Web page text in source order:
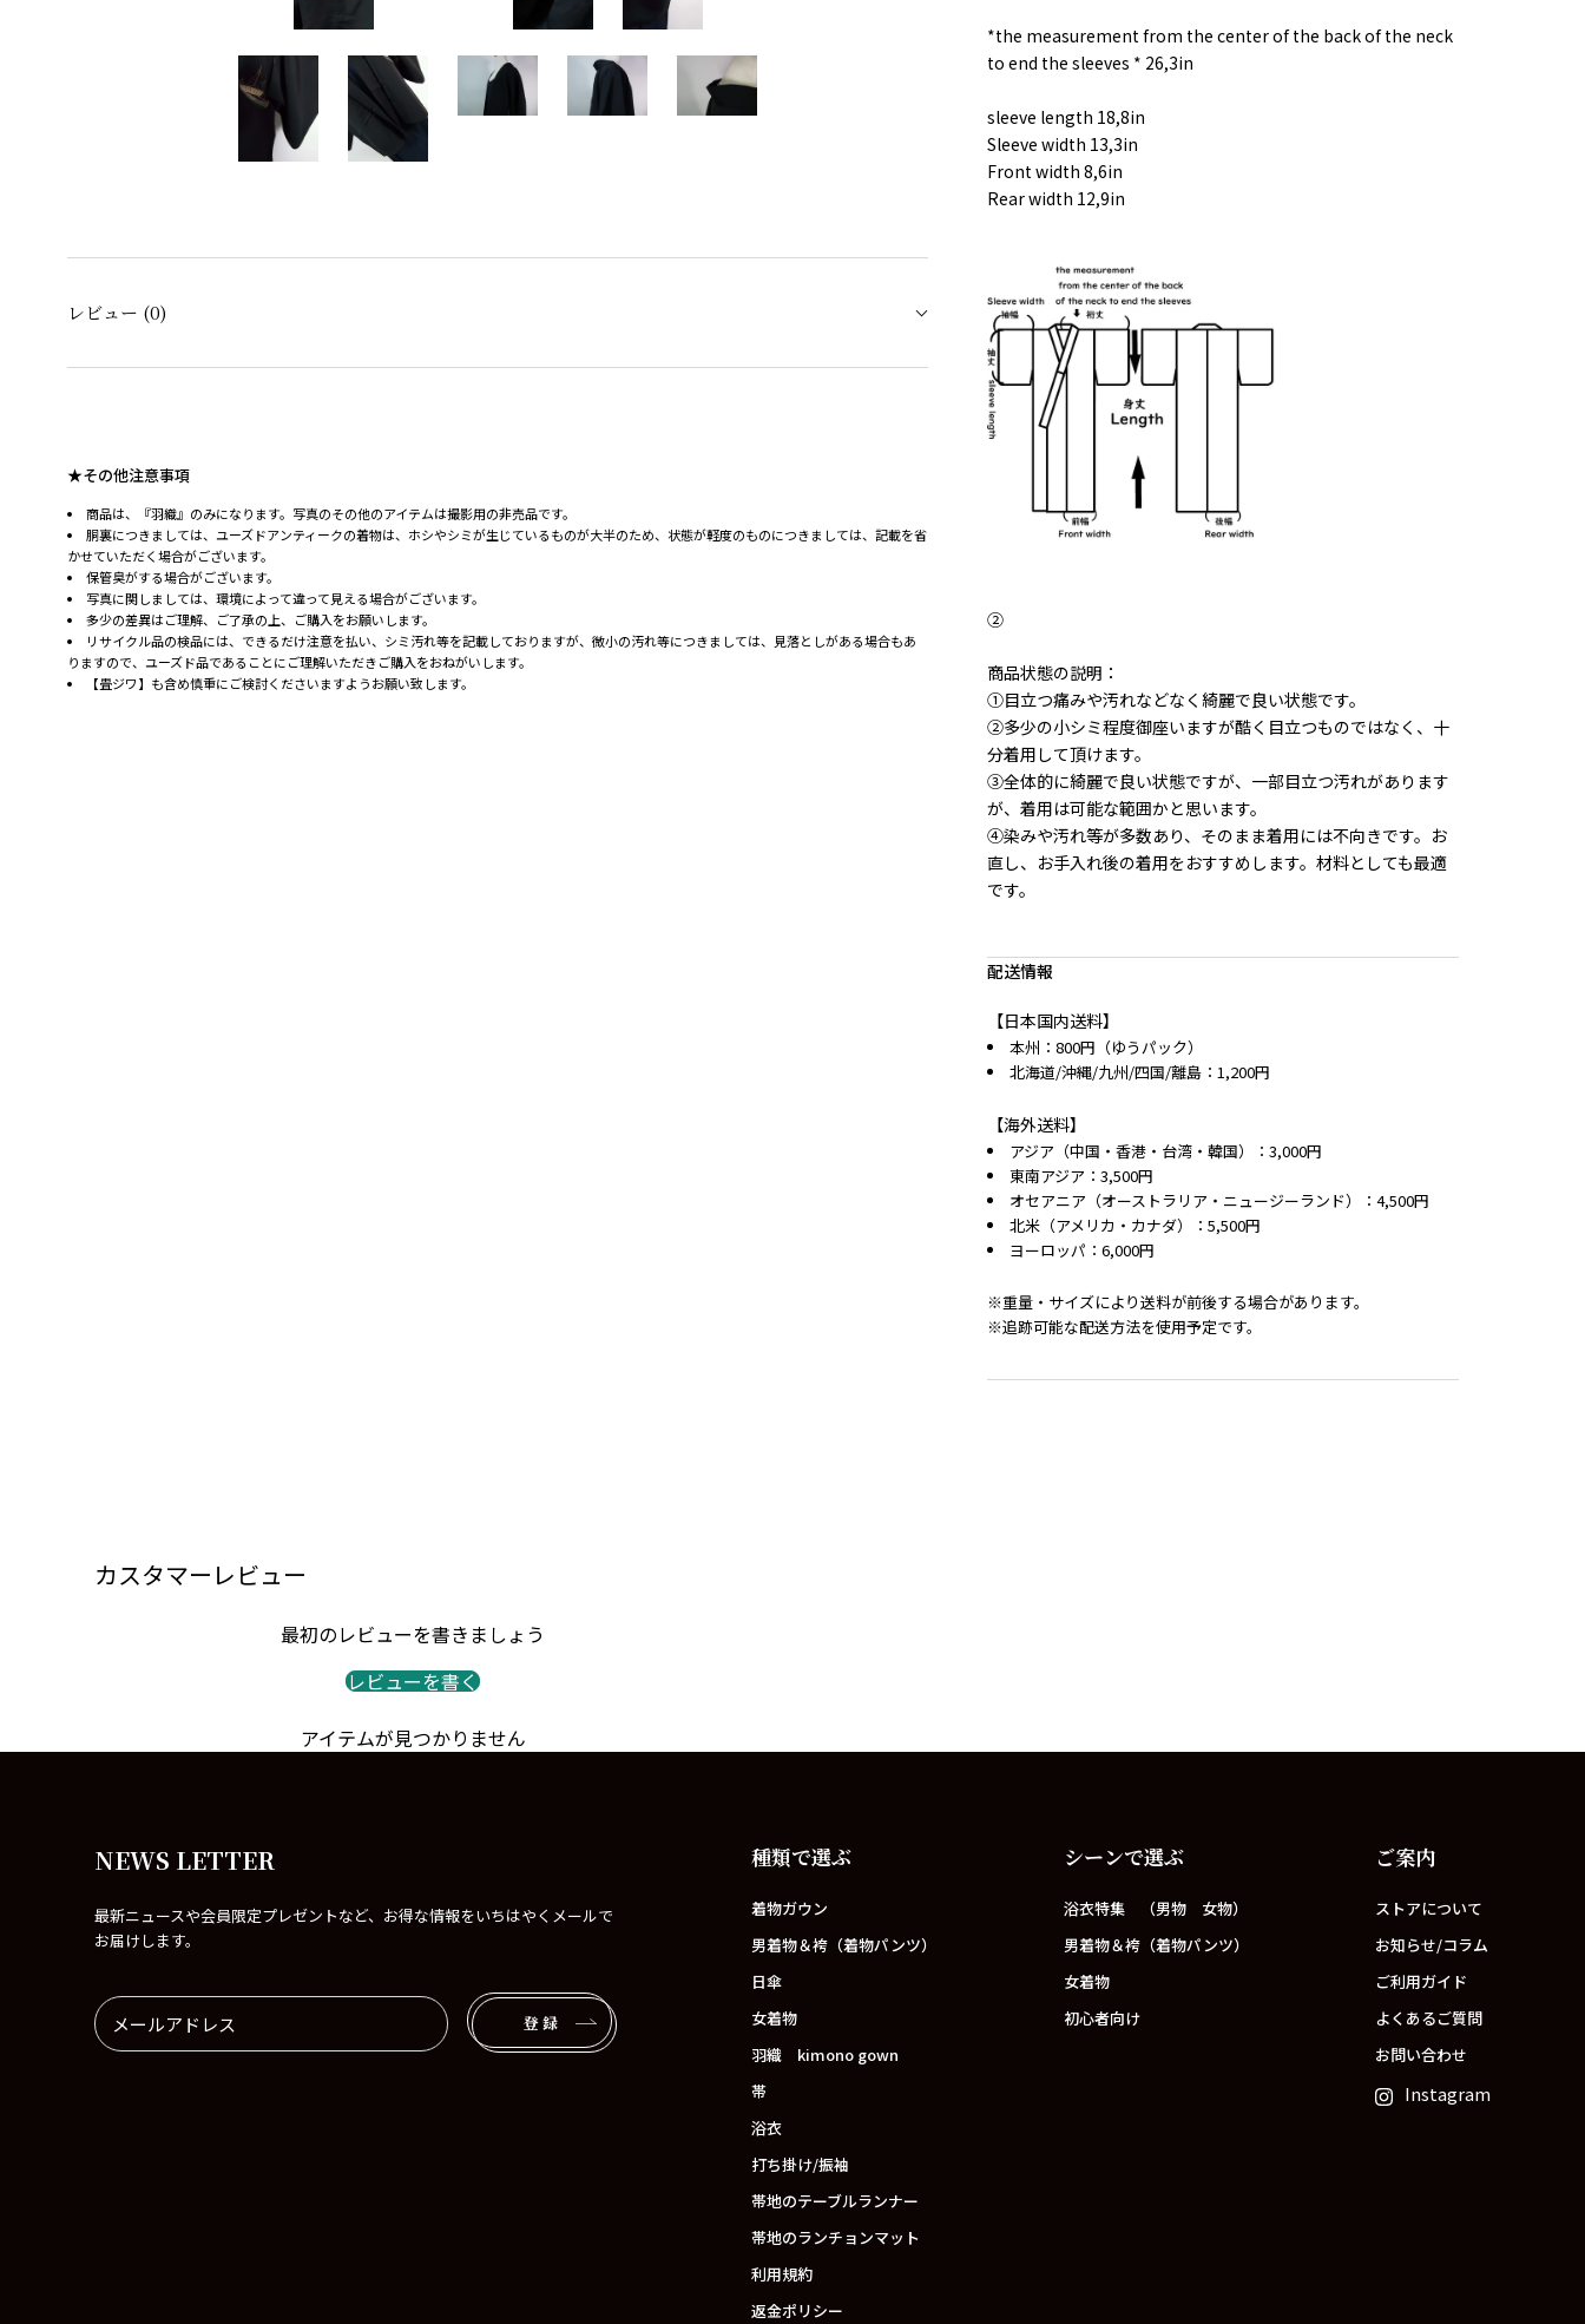
*the measurement from the center of the back of the neck
to end the sleeves * 26,3in
sleeve length 18,8in
Sleeve width 13,3in
Front width 8,6in
Rear width 12,9in
②
商品状態の説明：
①目立つ痛みや汚れなどなく綺麗で良い状態です。
②多少の小シミ程度御座いますが酷く目立つものではなく、十
分着用して頂けます。
③全体的に綺麗で良い状態ですが、一部目立つ汚れがあります
が、着用は可能な範囲かと思います。
④染みや汚れ等が多数あり、そのまま着用には不向きです。お
直し、お手入れ後の着用をおすすめします。材料としても最適
です。
配送情報
【日本国内送料】
本州：800円（ゆうパック）
北海道/沖縄/九州/四国/離島：1,200円
【海外送料】
アジア（中国・香港・台湾・韓国）：3,000円
東南アジア：3,500円
オセアニア（オーストラリア・ニュージーランド）：4,500円
北米（アメリカ・カナダ）：5,500円
ヨーロッパ：6,000円
※重量・サイズにより送料が前後する場合があります。
※追跡可能な配送方法を使用予定です。
レビュー (0)
★その他注意事項
商品は、『羽織』のみになります。写真のその他のアイテムは撮影用の非売品です。
胴裏につきましては、ユーズドアンティークの着物は、ホシやシミが生じているものが大半のため、状態が軽度のものにつきましては、記載を省
かせていただく場合がございます。
保管臭がする場合がございます。
写真に関しましては、環境によって違って見える場合がございます。
多少の差異はご理解、ご了承の上、ご購入をお願いします。
リサイクル品の検品には、できるだけ注意を払い、シミ汚れ等を記載しておりますが、微小の汚れ等につきましては、見落としがある場合もあ
りますので、ユーズド品であることにご理解いただきご購入をおねがいします。
【畳ジワ】も含め慎重にご検討くださいますようお願い致します。
カスタマーレビュー
最初のレビューを書きましょう
レビューを書く
アイテムが見つかりません
NEWS LETTER
最新ニュースや会員限定プレゼントなど、お得な情報をいちはやくメールで
お届けします。
登録
種類で選ぶ
着物ガウン
男着物＆袴（着物パンツ）
日傘
女着物
羽織 kimono gown
帯
浴衣
打ち掛け/振袖
帯地のテーブルランナー
帯地のランチョンマット
利用規約
返金ポリシー
シーンで選ぶ
浴衣特集 （男物 女物）
男着物＆袴（着物パンツ）
女着物
初心者向け
ご案内
ストアについて
お知らせ/コラム
ご利用ガイド
よくあるご質問
お問い合わせ
Instagram